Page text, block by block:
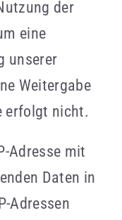
der
eine
unserer
Weitergabe
erfolgt nicht.
Adresse mit
Daten in
Adressen